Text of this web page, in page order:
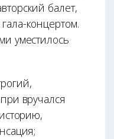
балет,
концертом.
уместилось
вручался